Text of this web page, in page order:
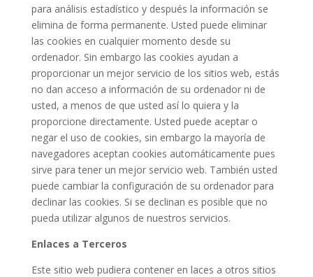
para análisis estadístico y después la información se
elimina de forma permanente. Usted puede eliminar
las cookies en cualquier momento desde su
ordenador. Sin embargo las cookies ayudan a
proporcionar un mejor servicio de los sitios web, estás
no dan acceso a información de su ordenador ni de
usted, a menos de que usted así lo quiera y la
proporcione directamente. Usted puede aceptar o
negar el uso de cookies, sin embargo la mayoría de
navegadores aceptan cookies automáticamente pues
sirve para tener un mejor servicio web. También usted
puede cambiar la configuración de su ordenador para
declinar las cookies. Si se declinan es posible que no
pueda utilizar algunos de nuestros servicios.
Enlaces a Terceros
Este sitio web pudiera contener en laces a otros sitios